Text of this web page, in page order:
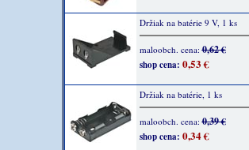
Držiak na batérie 9 V, 1 ks
maloobch. cena:0,62 €
shop cena: 0,53 €
Držiak na batérie, 1 ks
maloobch. cena:0,39 €
shop cena: 0,34 €